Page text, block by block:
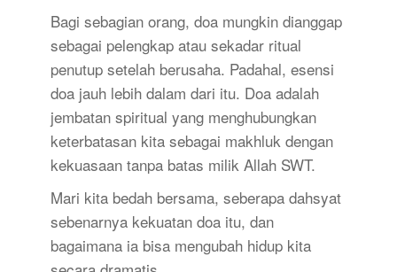
Bagi sebagian orang, doa mungkin dianggap
sebagai pelengkap atau sekadar ritual
penutup setelah berusaha. Padahal, esensi
doa jauh lebih dalam dari itu. Doa adalah
jembatan spiritual yang menghubungkan
keterbatasan kita sebagai makhluk dengan
kekuasaan tanpa batas milik Allah SWT.
Mari kita bedah bersama, seberapa dahsyat
sebenarnya kekuatan doa itu, dan
bagaimana ia bisa mengubah hidup kita